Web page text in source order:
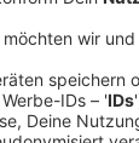
sein eher
seinem